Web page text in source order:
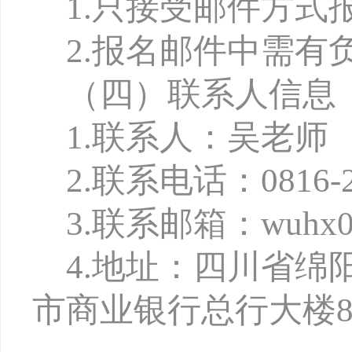
1.只接受邮件方式
2.报名邮件中需有
（四）联系人信息
1.联系人：吴老师
2.联系电话：0816-
3.联系邮箱：
4.地址：四川省绵
市商业银行总行大楼